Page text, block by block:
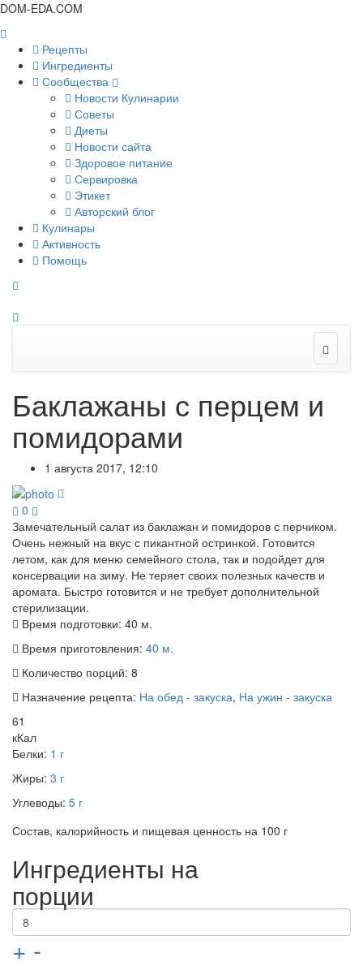
DOM-EDA.COM
Рецепты
Ингредиенты
Сообщества
Новости Кулинарии
Советы
Диеты
Новости сайта
Здоровое питание
Сервировка
Этикет
Авторский блог
Кулинары
Активность
Помощь
Баклажаны с перцем и
помидорами
1 августа 2017, 12:10
0
Замечательный салат из баклажан и помидоров с перчиком.
Очень нежный на вкус с пикантной остринкой. Готовится
летом, как для меню семейного стола, так и подойдет для
консервации на зиму. Не теряет своих полезных качеств и
аромата. Быстро готовится и не требует дополнительной
стерилизации.
Время подготовки: 40 м.
Время приготовления: 40 м.
Количество порций: 8
Назначение рецепта: На обед - закуска, На ужин - закуска
61
кКал
Белки: 1 г
Жиры: 3 г
Углеводы: 5 г
Состав, калорийность и пищевая ценность на 100 г
Ингредиенты на
порции
+ -